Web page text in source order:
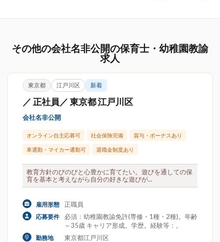
その他の会社名非公開の保育士・幼稚園教諭
求人
東京都 江戸川区 新着
／ 正社員／ 東京都 江戸川区
会社名非公開
オンライン自主応募可 社会保険完備 賞与・ボーナスあり
車通勤・マイカー通勤可 退職金制度あり
教育方針のびのびと心豊かに育てたい。遊びを通しての保
育を基本と考えながら自分の好きな遊びが...
雇用形態 正職員
応募要件
必須：幼稚園教諭免許(専修・1種・2種)。年齢
～35歳 キャリア形成。学歴。経験等：。
勤務地 東京都江戸川区